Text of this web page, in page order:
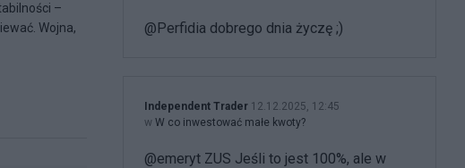
–
Wojna,
@Perfidia dobrego dnia życzę ;)
Independent Trader 12.12.2025, 12:45
w W co inwestować małe kwoty?
@emeryt ZUS Jeśli to jest 100%, ale w